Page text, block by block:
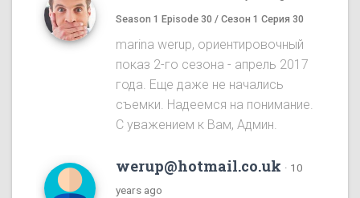
Season 1 Episode 30 / Сезон 1 Серия 30
marina werup, ориентировочный
показ 2-го сезона - апрель 2017
года. Еще даже не начались
съемки. Надеемся на понимание.
С уважением к Вам, Админ.
werup@hotmail.co.uk · 10
years ago